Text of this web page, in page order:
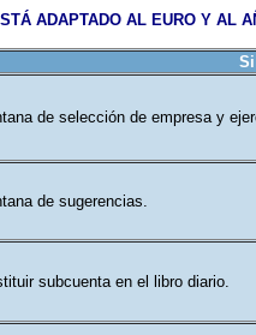
ADAPTADO AL EURO Y AL
Si todavía
de selección de empresa y
de sugerencias.
subcuenta en el libro diario.